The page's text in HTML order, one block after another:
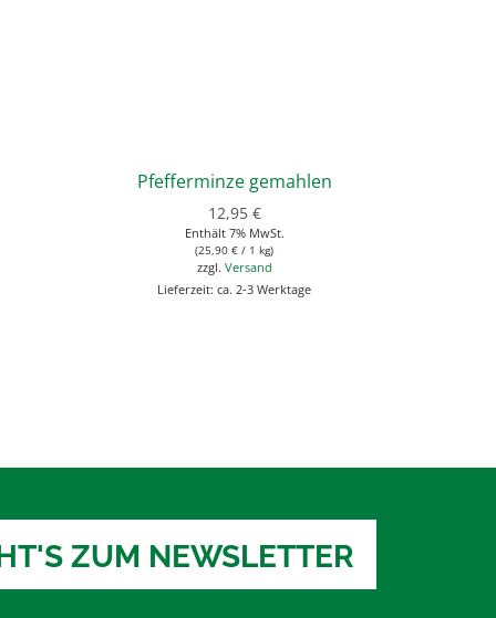
Pfefferminze gemahlen
12,95 €
Enthält 7% MwSt.
(25,90 € / 1 kg)
zzgl. Versand
Lieferzeit: ca. 2-3 Werktage
ZUM NEWSLETTER